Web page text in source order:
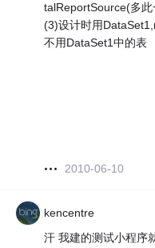
talReportSource(多此
(3)设计时用
不用DataSet1中的表
2010-06-10
kencentre
汗 我建的测试小程序